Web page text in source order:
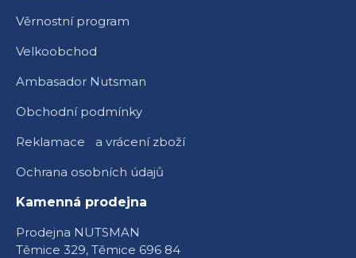
Věrnostní program
Velkoobchod
Ambasador Nutsman
Obchodní podmínky
Reklamace a vrácení zboží
Ochrana osobních údajů
Kamenná prodejna
Prodejna NUTSMAN
Těmice 329, Těmice 696 84